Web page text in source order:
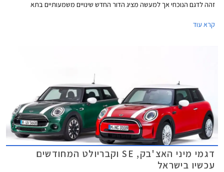
זהה לדגם הנוכחי אך למעשה מציג הדור החדש שינויים משמעותיים בתא
קרא עוד
דגמי מיני האצ'בק, SE וקבריולט המחודשים
עכשיו בישראל